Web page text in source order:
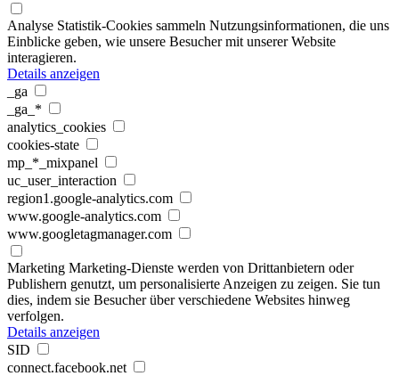
Analyse Statistik-Cookies sammeln Nutzungsinformationen, die uns
Einblicke geben, wie unsere Besucher mit unserer Website
interagieren.
Details anzeigen
_ga
_ga_*
analytics_cookies
cookies-state
mp_*_mixpanel
uc_user_interaction
region1.google-analytics.com
www.google-analytics.com
www.googletagmanager.com
Marketing Marketing-Dienste werden von Drittanbietern oder
Publishern genutzt, um personalisierte Anzeigen zu zeigen. Sie tun
dies, indem sie Besucher über verschiedene Websites hinweg
verfolgen.
Details anzeigen
SID
connect.facebook.net